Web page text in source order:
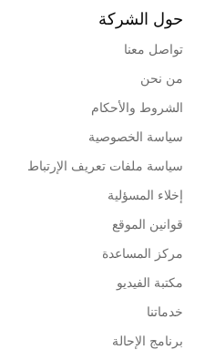
حول الشركة
تواصل معنا
من نحن
الشروط والأحكام
سياسة الخصوصية
سياسة ملفات تعريف الإرتباط
إخلاء المسؤلية
قوانين الموقع
مركز المساعدة
مكتبة الفيديو
خدماتنا
برنامج الإحالة